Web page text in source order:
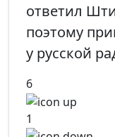
ответил
поэтому
у русской
6
1